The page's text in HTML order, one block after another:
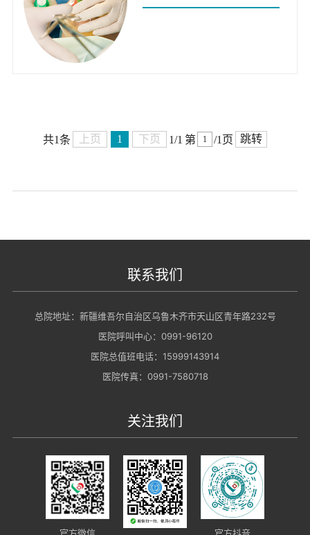
共1条 上页 1 下页 1/1 第 /1页 跳转
联系我们
总院地址：新疆维吾尔自治区乌鲁木齐市天山区青年路232号
医院呼叫中心：0991-96120
医院总值班电话：15999143914
医院传真：0991-7580718
关注我们